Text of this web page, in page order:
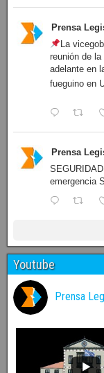
Prensa
La
reunión de
adelante en
fueguino en
Prensa
emergencia
Youtube
Prensa